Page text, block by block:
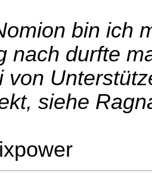
bin ich
nach durfte
von
siehe